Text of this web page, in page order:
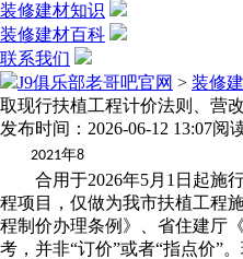
装修建材知识
装修建材百科
联系我们
J9俱乐部老哥吧官网 > 装修
取现行扶植工程计价法则、营
发布时间：2026-06-12 13:07阅
2021年8
合用于2026年5月1日起施行
程项目，仅做为我市扶植工程
程制价办理条例》、省住建厅
考，并非“订价”或者“指点价”